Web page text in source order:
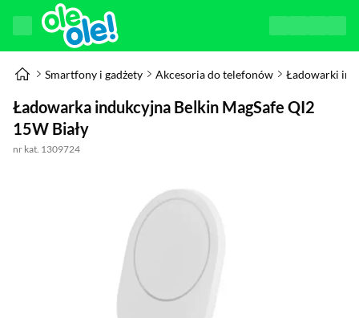
Smartfony i gadżety Akcesoria do telefonów Ładowarki
Ładowarka indukcyjna Belkin MagSafe QI2
15W Biały
nr kat. 1309724